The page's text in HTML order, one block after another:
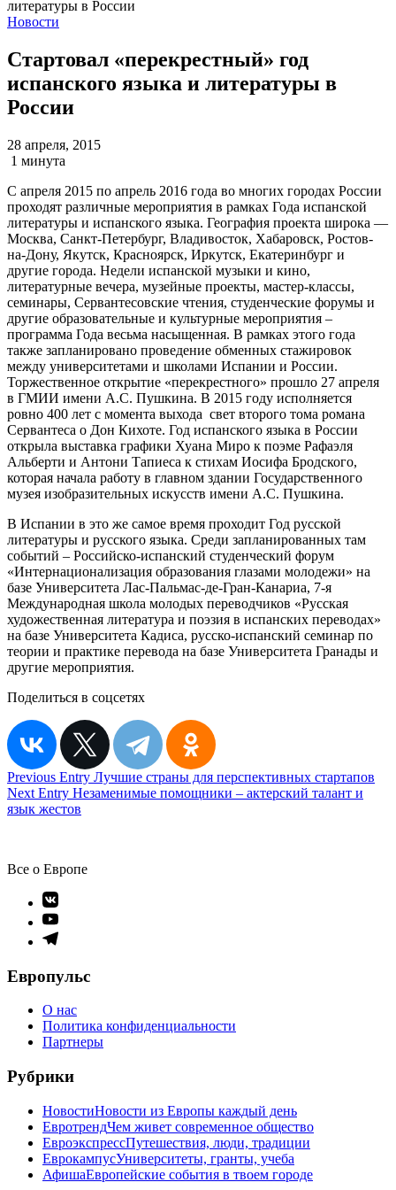
Новости
Стартовал «перекрестный» год
испанского языка и литературы в
России
28 апреля, 2015
1 минута
С апреля 2015 по апрель 2016 года во многих городах России
проходят различные мероприятия в рамках Года испанской
литературы и испанского языка. География проекта широка —
Москва, Санкт-Петербург, Владивосток, Хабаровск, Ростов-
на-Дону, Якутск, Красноярск, Иркутск, Екатеринбург и
другие города. Недели испанской музыки и кино,
литературные вечера, музейные проекты, мастер-классы,
семинары, Сервантесовские чтения, студенческие форумы и
другие образовательные и культурные мероприятия –
программа Года весьма насыщенная. В рамках этого года
также запланировано проведение обменных стажировок
между университетами и школами Испании и России.
Торжественное открытие «перекрестного» прошло 27 апреля
в ГМИИ имени А.С. Пушкина. В 2015 году исполняется
ровно 400 лет с момента выхода свет второго тома романа
Сервантеса о Дон Кихоте. Год испанского языка в России
открыла выставка графики Хуана Миро к поэме Рафаэля
Альберти и Антони Тапиеса к стихам Иосифа Бродского,
которая начала работу в главном здании Государственного
музея изобразительных искусств имени А.С. Пушкина.
В Испании в это же самое время проходит Год русской
литературы и русского языка. Среди запланированных там
событий – Российско-испанский студенческий форум
«Интернационализация образования глазами молодежи» на
базе Университета Лас-Пальмас-де-Гран-Канариа, 7-я
Международная школа молодых переводчиков «Русская
художественная литература и поэзия в испанских переводах»
на базе Университета Кадиса, русско-испанский семинар по
теории и практике перевода на базе Университета Гранады и
другие мероприятия.
Поделиться в соцсетях
Навигация
по
Previous Entry Лучшие страны для перспективных стартапов
Next Entry Незаменимые помощники – актерский талант и
язык жестов
Все о Европе
Элемент
меню
Элемент
меню
Элемент
Европульс
О нас
Политика конфиденциальности
Партнеры
Рубрики
НовостиНовости из Европы каждый день
ЕвротрендЧем живет современное общество
ЕвроэкспрессПутешествия, люди, традиции
ЕврокампусУниверситеты, гранты, учеба
АфишаЕвропейские события в твоем городе